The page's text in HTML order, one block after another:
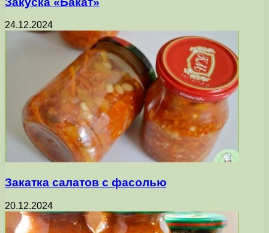
24.12.2024
Закатка салатов с фасолью
20.12.2024